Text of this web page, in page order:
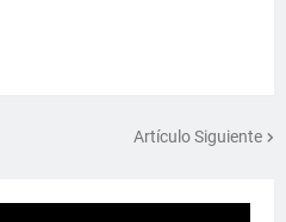
Artículo Siguiente